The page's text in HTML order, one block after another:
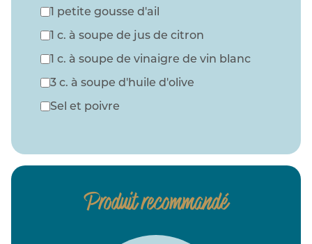
1 petite gousse d'ail
1 c. à soupe de jus de citron
1 c. à soupe de vinaigre de vin blanc
3 c. à soupe d'huile d'olive
Sel et poivre
Produit recommandé